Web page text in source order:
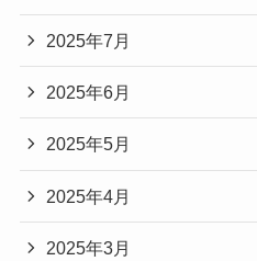
2025年7月
2025年6月
2025年5月
2025年4月
2025年3月